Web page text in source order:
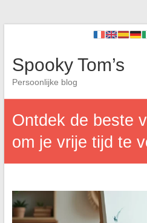
Spooky Tom’s
Persoonlijke blog
Ontdek de beste
om je vrije tijd te